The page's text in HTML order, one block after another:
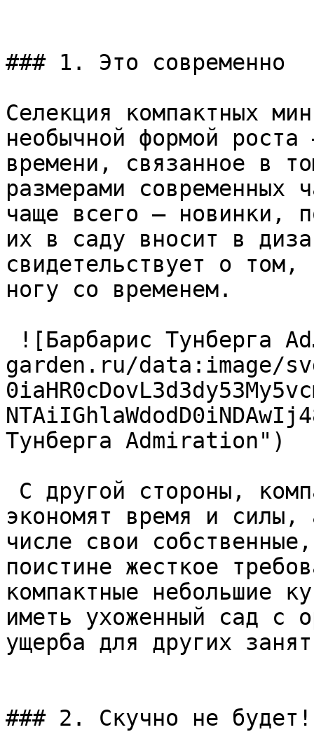
### 1. Это современно
Селекция компактных
необычной формой
времени, связанное в
размерами современных
чаще всего — новинки,
их в саду вносит в
свидетельствует о том,
ногу со временем.
garden.ru/data:image/
Тунберга Admiration")
экономят время и силы,
числе свои
поистине жесткое
компактные небольшие
иметь ухоженный сад с
ущерба для других
### 2. Скучно не будет!